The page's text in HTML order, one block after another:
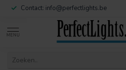
Contact: info@perfectlights.be
MENU